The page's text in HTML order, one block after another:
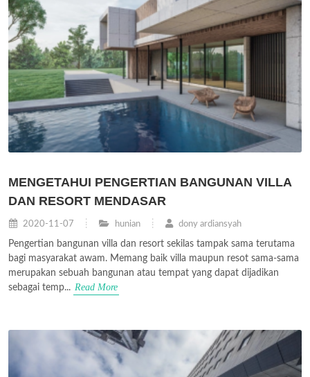
MENGETAHUI PENGERTIAN BANGUNAN VILLA
DAN RESORT MENDASAR
2020-11-07 hunian dony ardiansyah
Pengertian bangunan villa dan resort sekilas tampak sama terutama
bagi masyarakat awam. Memang baik villa maupun resot sama-sama
merupakan sebuah bangunan atau tempat yang dapat dijadikan
sebagai temp... Read More